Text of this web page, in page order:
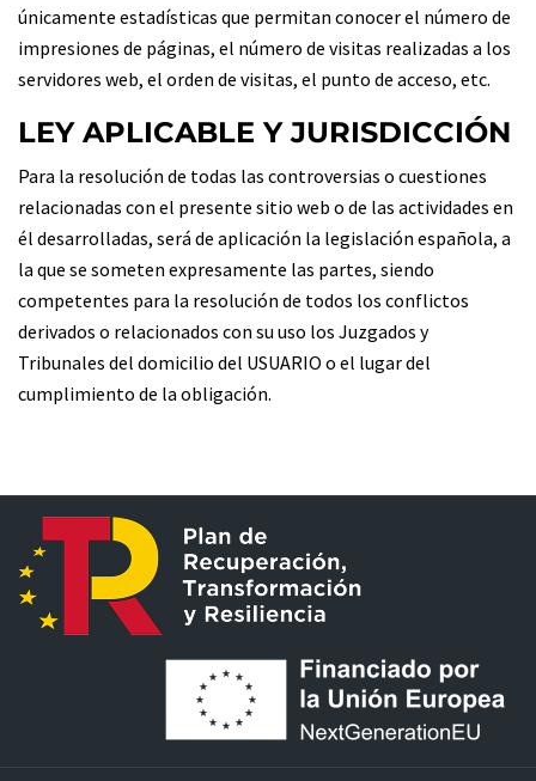
únicamente estadísticas que permitan conocer el número de
impresiones de páginas, el número de visitas realizadas a los
servidores web, el orden de visitas, el punto de acceso, etc.
LEY APLICABLE Y JURISDICCIÓN
Para la resolución de todas las controversias o cuestiones
relacionadas con el presente sitio web o de las actividades en
él desarrolladas, será de aplicación la legislación española, a
la que se someten expresamente las partes, siendo
competentes para la resolución de todos los conflictos
derivados o relacionados con su uso los Juzgados y
Tribunales del domicilio del USUARIO o el lugar del
cumplimiento de la obligación.